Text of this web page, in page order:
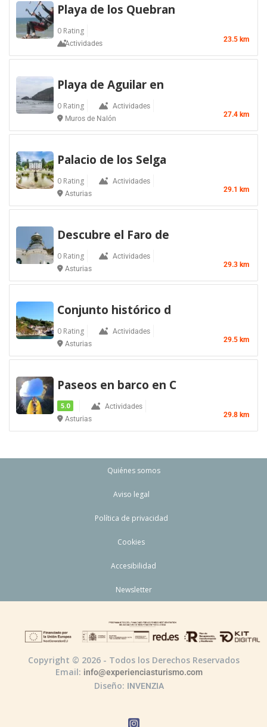
Playa de los Quebran
0 Rating
Actividades 23.5 km
Playa de Aguilar en
0 Rating
Actividades
Muros de Nalón
27.4 km
Palacio de los Selga
0 Rating
Actividades
Asturias
29.1 km
Descubre el Faro de
0 Rating
Actividades
Asturias
29.3 km
Conjunto histórico d
0 Rating
Actividades
Asturias
29.5 km
Paseos en barco en C
5.0
Actividades
Asturias
29.8 km
Quiénes somos
Aviso legal
Política de privacidad
Cookies
Accesibilidad
Newsletter
Copyright © 2026 - Todos los Derechos Reservados
Email: info@experienciasturismo.com
Diseño: INVENZIA